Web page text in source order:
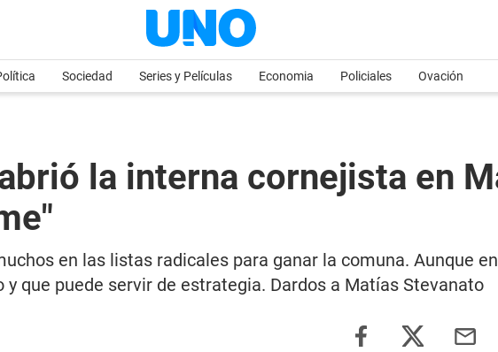
Sociedad Series y Películas Economia Policiales Ovación
la interna cornejista en
en las listas radicales para ganar la comuna. Aunque
que puede servir de estrategia. Dardos a Matías Stevanato